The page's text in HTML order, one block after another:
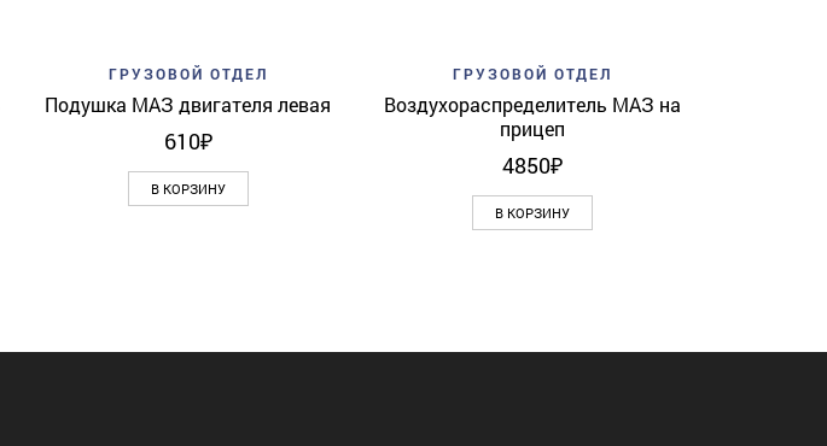
Add to wishlist Quick View
ГРУЗОВОЙ ОТДЕЛ
Подушка МАЗ двигателя левая
610₽
В КОРЗИНУ
Add to wishlist Quick View
ГРУЗОВОЙ ОТДЕЛ
Воздухораспределитель МАЗ на
прицеп
4850₽
В КОРЗИНУ